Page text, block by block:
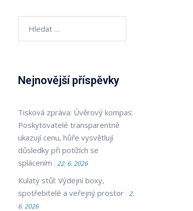
Nejnovější příspěvky
Tisková zpráva: Úvěrový kompas:
Poskytovatelé transparentně
ukazují cenu, hůře vysvětlují
důsledky při potížích se
splácením
22. 6. 2026
Kulatý stůl: Výdejní boxy,
spotřebitelé a veřejný prostor
2.
6. 2026